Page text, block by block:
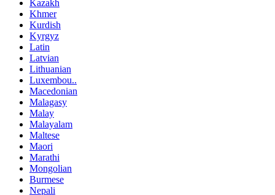
Kazakh
Khmer
Kurdish
Kyrgyz
Latin
Latvian
Lithuanian
Luxembou..
Macedonian
Malagasy
Malay
Malayalam
Maltese
Maori
Marathi
Mongolian
Burmese
Nepali